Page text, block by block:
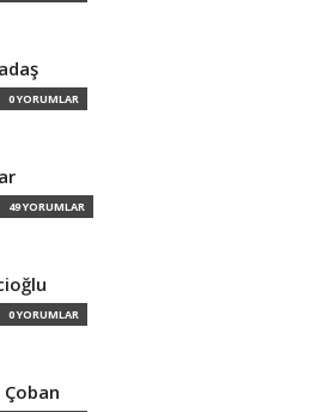
0 YORUMLAR
49 YORUMLAR
0 YORUMLAR